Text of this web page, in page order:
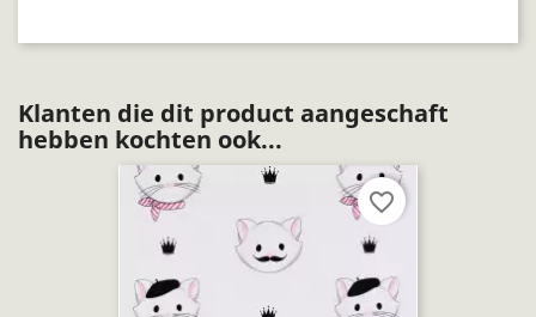
Klanten die dit product aangeschaft
hebben kochten ook...
favorite_border